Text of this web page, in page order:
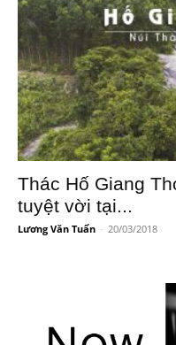
Thác Hố Giang
tuyệt vời tại...
Lương Văn Tuấn - 20/03/2018